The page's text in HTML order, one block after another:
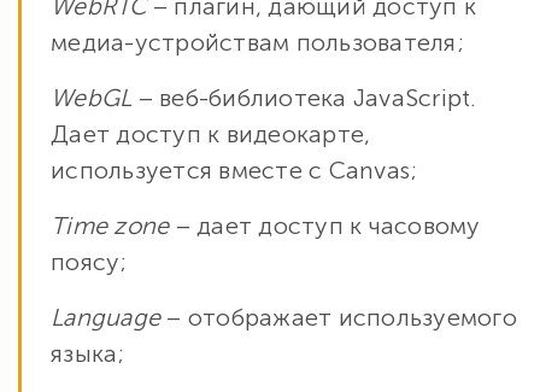
медиа-устройствам пользователя;
WebGL – веб-библиотека JavaScript.
Дает доступ к видеокарте,
используется вместе с Canvas;
Time zone– дает доступ к часовому
поясу;
Language – отображает используемого
языка;